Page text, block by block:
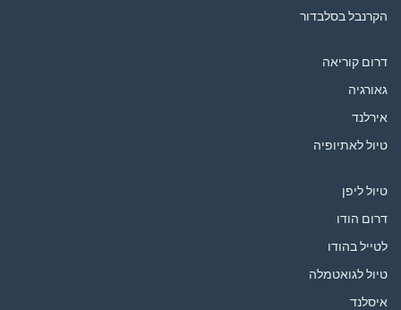
הקרנבל בסלבדור
דרום קוריאה
גאורגיה
אירלנד
טיול לאתיופיה
טיול ליפן
דרום הודו
לטייל בהודו
טיול לגואטמלה
איסלנד